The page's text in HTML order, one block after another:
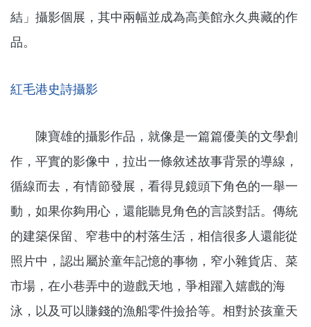
結」攝影個展，其中兩幅並成為高美館永久典藏的作
品。
紅毛港史詩攝影
陳寶雄的攝影作品，就像是一篇篇優美的文學創
作，平實的影像中，拉出一條敘述故事背景的導線，
循線而去，有情節發展，看得見鏡頭下角色的一舉一
動，如果你夠用心，還能聽見角色的言談對話。傳統
的建築保留、窄巷中的村落生活，相信很多人還能從
照片中，認出屬於童年記憶的事物，窄小雜貨店、菜
市場，在小巷弄中的遊戲天地，爭相躍入嬉戲的海
泳，以及可以賺錢的漁船零件撿拾等。相對於孩童天